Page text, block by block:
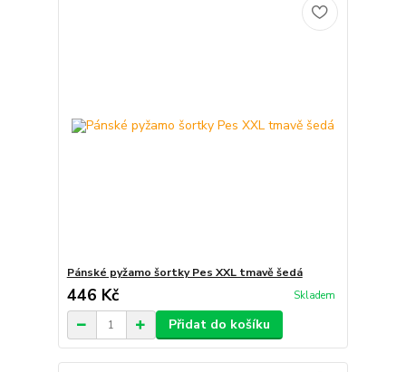
Pánské pyžamo šortky Pes XXL tmavě šedá
446 Kč Skladem
Přidat do košíku